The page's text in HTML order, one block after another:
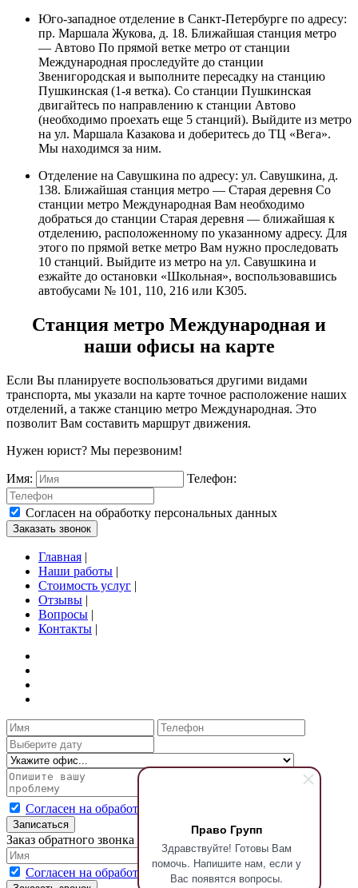
Право Групп
Здравствуйте! Готовы Вам
помочь. Напишите нам, если у
Вас появятся вопросы.
Юго-западное отделение в Санкт-Петербурге по адресу:
пр. Маршала Жукова, д. 18. Ближайшая станция метро
— Автово По прямой ветке метро от станции
Международная проследуйте до станции
Звенигородская и выполните пересадку на станцию
Пушкинская (1-я ветка). Со станции Пушкинская
двигайтесь по направлению к станции Автово
(необходимо проехать еще 5 станций). Выйдите из метро
на ул. Маршала Казакова и доберитесь до ТЦ «Вега».
Мы находимся за ним.
Отделение на Савушкина по адресу: ул. Савушкина, д.
138. Ближайшая станция метро — Старая деревня Со
станции метро Международная Вам необходимо
добраться до станции Старая деревня — ближайшая к
отделению, расположенному по указанному адресу. Для
этого по прямой ветке метро Вам нужно проследовать
10 станций. Выйдите из метро на ул. Савушкина и
езжайте до остановки «Школьная», воспользовавшись
автобусами № 101, 110, 216 или К305.
Станция метро Международная и
наши офисы на карте
Если Вы планируете воспользоваться другими видами
транспорта, мы указали на карте точное расположение наших
отделений, а также станцию метро Международная. Это
позволит Вам составить маршрут движения.
Нужен юрист? Мы перезвоним!
Имя: Телефон:
Согласен на обработку персональных данных
Заказать звонок
Главная |
Наши работы |
Стоимость услуг |
Отзывы |
Вопросы |
Контакты |
Согласен на обработку персональных данных
Записаться
Заказ обратного звонка
Согласен на обработку персональных данных